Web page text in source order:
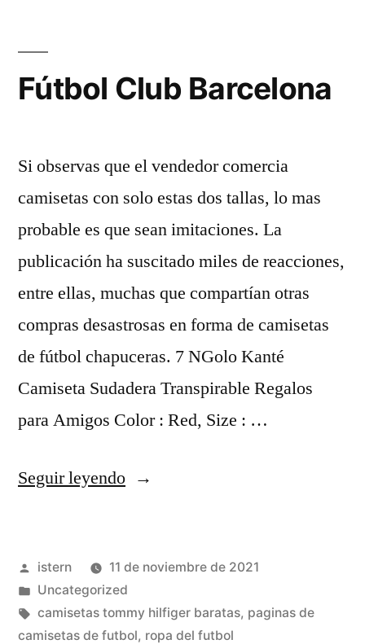
Fútbol Club Barcelona
Si observas que el vendedor comercia
camisetas con solo estas dos tallas, lo mas
probable es que sean imitaciones. La
publicación ha suscitado miles de reacciones,
entre ellas, muchas que compartían otras
compras desastrosas en forma de camisetas
de fútbol chapuceras. 7 NGolo Kanté
Camiseta Sudadera Transpirable Regalos
para Amigos Color : Red, Size : …
Seguir leyendo«Fútbol
Publicado
por
istern
11 de noviembre de 2021
Publicado
en
Uncategorized
Etiquetas:
camisetas tommy hilfiger baratas, paginas de
camisetas de futbol, ropa del futbol